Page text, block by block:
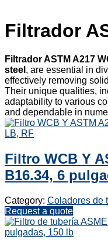
Filtrador
Filtrador ASTM A217
steel , are essential in
effectively removing
Their unique qualities,
adaptability to various
and dependable in
Filtro WCB Y
B16.34, 6
Category: Coladores de
Request a quote